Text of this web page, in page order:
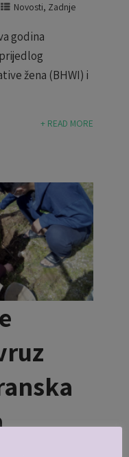
Novosti, Zadnje
godina
žena (BHWI) i
+ READ MORE